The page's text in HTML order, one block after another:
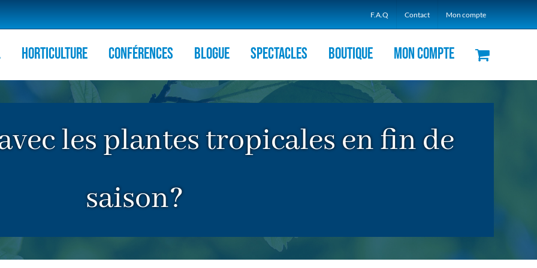
F.A.Q Contact Mon compte
HORTICULTURE Conférences Blogue Spectacles Boutique Mon compte
les plantes tropicales en fin de
saison?